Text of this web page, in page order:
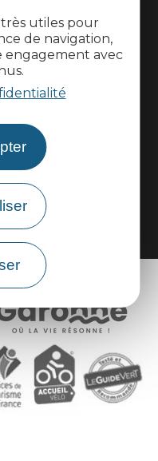
très utiles pour
de navigation,
engagement avec